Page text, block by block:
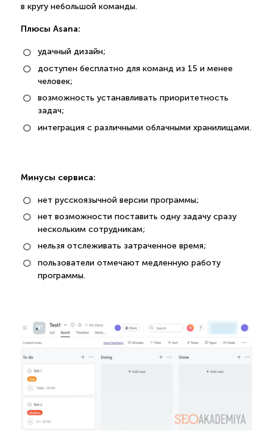
в кругу небольшой команды.
Плюсы Asana:
удачный дизайн;
доступен бесплатно для команд из 15 и менее
человек;
возможность устанавливать приоритетность
задач;
интеграция с различными облачными хранилищами.
Минусы сервиса:
нет русскоязычной версии программы;
нет возможности поставить одну задачу сразу
нескольким сотрудникам;
нельзя отслеживать затраченное время;
пользователи отмечают медленную работу
программы.